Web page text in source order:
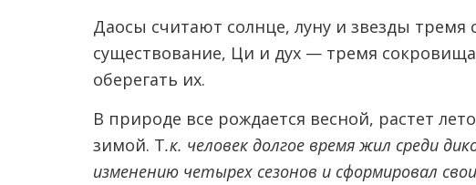
Даосы считают солнце, луну и звезды
существование, Ци и дух — тремя
оберегать их.
В природе все рождается весной, растет
зимой. Т.к. человек долгое время жил среди
изменению четырех сезонов и сформировал